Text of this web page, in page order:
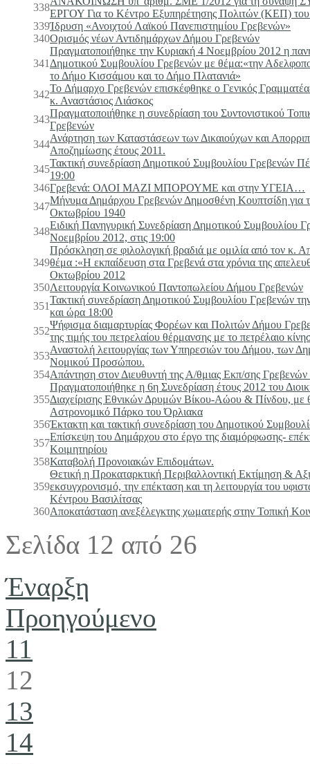
338
ΕΡΓΟΥ Για το Κέντρο Εξυπηρέτησης Πολιτών (ΚΕΠ)
339Ίδρυση «Ανοιχτού Λαϊκού Πανεπιστημίου Γρεβενών»
340Ορισμός νέων Αντιδημάρχων Δήμου Γρεβενών
341
Πραγματοποιήθηκε την Κυριακή 4 Νοεμβρίου 2012 η
Δημοτικού Συμβουλίου Γρεβενών με θέμα:«την
το Δήμο Κισσάμου και το Δήμο Πλατανιά»
342
To Δήμαρχο Γρεβενών επισκέφθηκε ο Γενικός
κ. Αναστάσιος Λιάσκος
343
Πραγματοποιήθηκε η συνεδρίαση του Συντονιστικού
Γρεβενών
344
Ανάρτηση των Καταστάσεων των Δικαιούχων και
Αποζημίωσης έτους 2011.
345
Τακτική συνεδρίαση Δημοτικού Συμβουλίου Γρεβενών
19:00
346Γρεβενά: ΟΛΟΙ ΜΑΖΙ ΜΠΟΡΟΥΜΕ και στην ΥΓΕΙΑ…
347
Μήνυμα Δημάρχου Γρεβενών Δημοσθένη Κουπτσίδη για
Οκτωβρίου 1940
348
Ειδική Πανηγυρική Συνεδρίαση Δημοτικού Συμβουλίου
Νοεμβρίου 2012, στις 19:00
349
Πρόσκληση σε φιλολογική βραδιά με ομιλία από τον κ.
θέμα :«Η εκπαίδευση στα Γρεβενά στα χρόνια της
Οκτωβρίου 2012
350Λειτουργία Κοινωνικού Παντοπωλείου Δήμου Γρεβενών
351
Τακτική συνεδρίαση Δημοτικού Συμβουλίου Γρεβενών
και ώρα 18:00
352
Ψήφισμα διαμαρτυρίας Φορέων και Πολιτών Δήμου
της τιμής του πετρελαίου θέρμανσης με το πετρέλαιο
353
Αναστολή λειτουργίας των Υπηρεσιών του Δήμου, των
Νομικού Προσώπου.
354Απάντηση στον Διευθυντή της Α/θμιας Εκπ/σης
355
Πραγματοποιήθηκε η 6η Συνεδρίαση έτους 2012 του
Διαχείρισης Εθνικών Δρυμών Βίκου-Αώου & Πίνδου, με
Αστρονομικό Πάρκο του Όρλιακα
356Έκτακτη και τακτική συνεδρίαση του Δημοτικού
357
Επίσκεψη του Δημάρχου στο έργο της διαμόρφωσης-
Κοιμητηρίου
358Καταβολή Προνοιακών Επιδομάτων.
359
Θετική η Προκαταρκτική Περιβαλλοντική Εκτίμηση &
εκσυγχρονισμό, την επέκταση και τη λειτουργία του
Κέντρου Βασιλίτσας
360Αποκατάσταση ανεξέλεγκτης χωματερής στην Τοπική
Σελίδα 12 από 26
Έναρξη
Προηγούμενο
11
12
13
14